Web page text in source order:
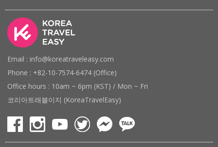
Email : info@koreatraveleasy.com
Phone : +82-10-7574-6474 (Office)
Office hours : 10am ~ 6pm (KST) / Mon ~ Fri
코리아트래블이지 (KoreaTravelEasy)